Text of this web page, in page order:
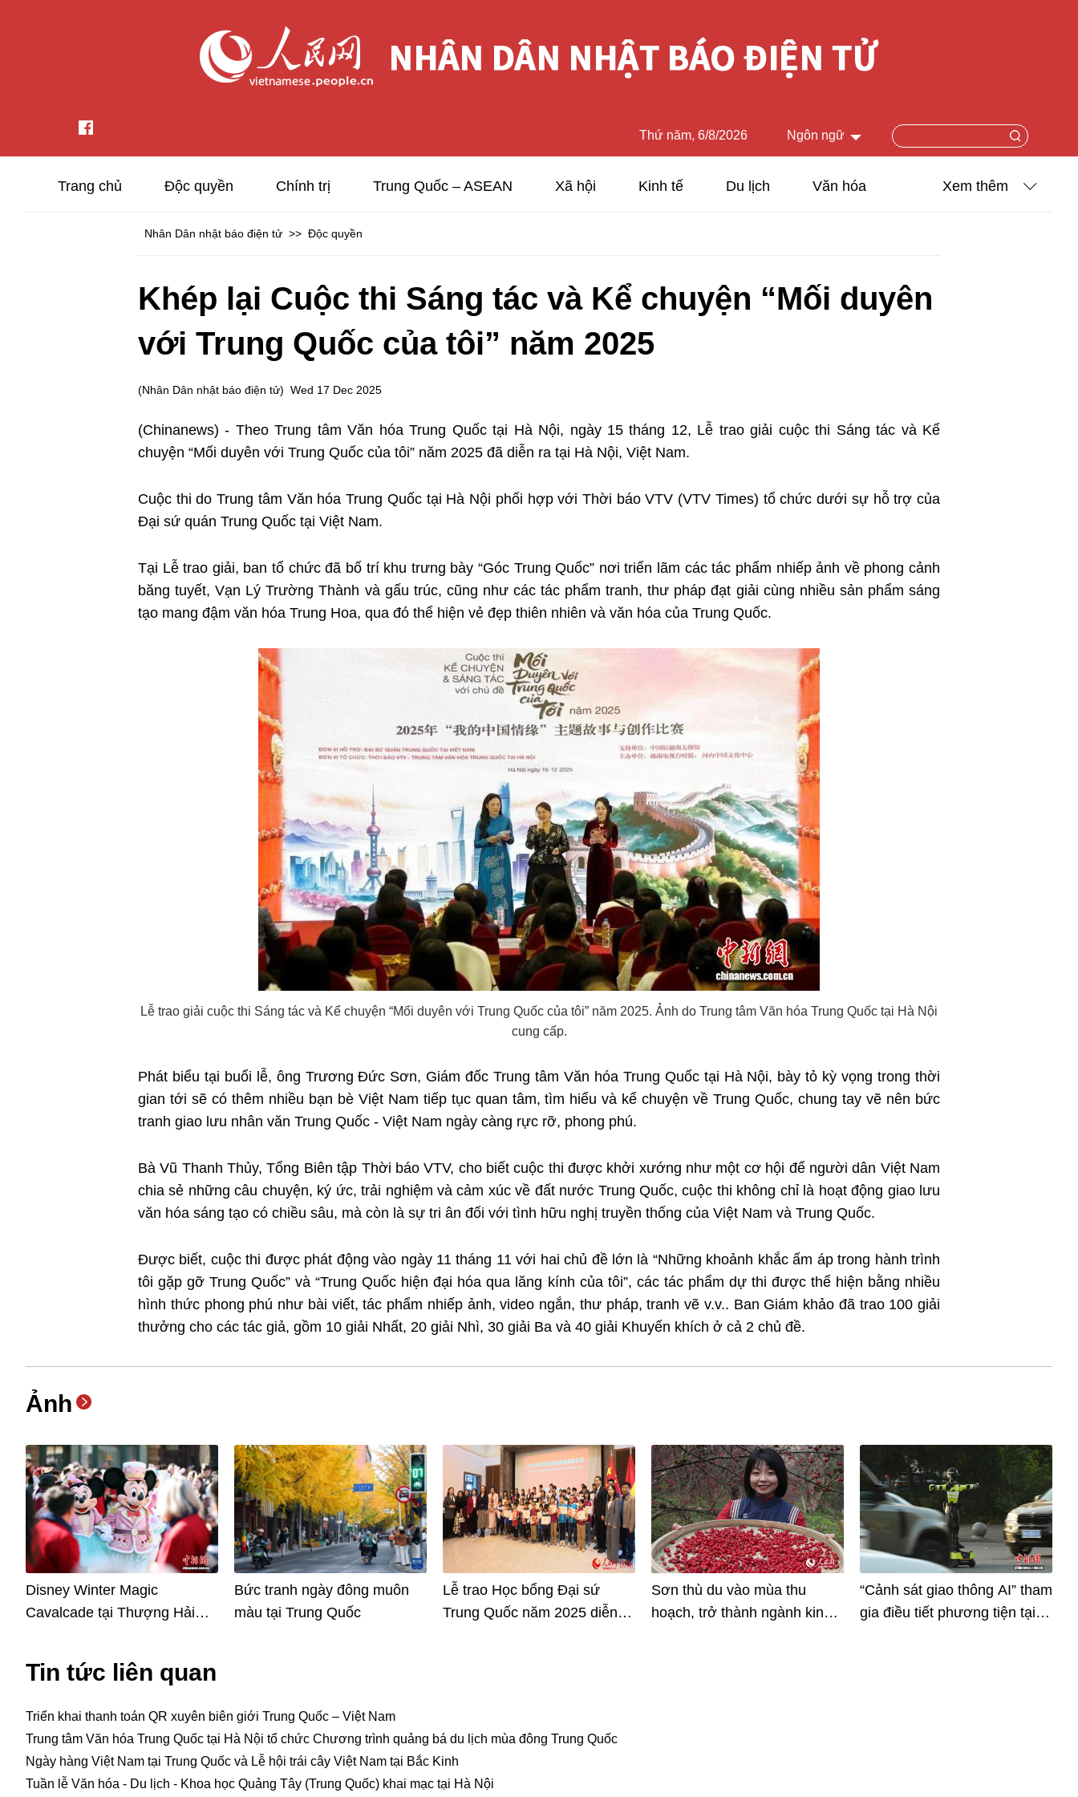
Ngôn ngữ
Español
Қазақ тілі
Bahasa Melayu
Ελληνικά
Tiếng Việt
اردو
हिन्दी
Thứ năm, 6/8/2026
Trang chủ Độc quyền Chính trị Trung Quốc – ASEAN Xã hội Kinh tế Du lịch Văn hóa Xem thêm
Nhân Dân nhật báo điện tử >> Độc quyền
Khép lại Cuộc thi Sáng tác và Kể chuyện “Mối duyên
với Trung Quốc của tôi” năm 2025
(Nhân Dân nhật báo điện tử) Wed 17 Dec 2025
(Chinanews) - Theo Trung tâm Văn hóa Trung Quốc tại Hà Nội, ngày 15 tháng 12, Lễ trao giải cuộc thi Sáng tác và Kể
chuyện “Mối duyên với Trung Quốc của tôi” năm 2025 đã diễn ra tại Hà Nội, Việt Nam.
Cuộc thi do Trung tâm Văn hóa Trung Quốc tại Hà Nội phối hợp với Thời báo VTV (VTV Times) tổ chức dưới sự hỗ trợ của
Đại sứ quán Trung Quốc tại Việt Nam.
Tại Lễ trao giải, ban tổ chức đã bố trí khu trưng bày “Góc Trung Quốc” nơi triển lãm các tác phẩm nhiếp ảnh về phong cảnh
băng tuyết, Vạn Lý Trường Thành và gấu trúc, cũng như các tác phẩm tranh, thư pháp đạt giải cùng nhiều sản phẩm sáng
tạo mang đậm văn hóa Trung Hoa, qua đó thể hiện vẻ đẹp thiên nhiên và văn hóa của Trung Quốc.
Lễ trao giải cuộc thi Sáng tác và Kể chuyện “Mối duyên với Trung Quốc của tôi” năm 2025. Ảnh do Trung tâm Văn hóa Trung Quốc tại Hà Nội
cung cấp.
Phát biểu tại buổi lễ, ông Trương Đức Sơn, Giám đốc Trung tâm Văn hóa Trung Quốc tại Hà Nội, bày tỏ kỳ vọng trong thời
gian tới sẽ có thêm nhiều bạn bè Việt Nam tiếp tục quan tâm, tìm hiểu và kể chuyện về Trung Quốc, chung tay vẽ nên bức
tranh giao lưu nhân văn Trung Quốc - Việt Nam ngày càng rực rỡ, phong phú.
Bà Vũ Thanh Thủy, Tổng Biên tập Thời báo VTV, cho biết cuộc thi được khởi xướng như một cơ hội để người dân Việt Nam
chia sẻ những câu chuyện, ký ức, trải nghiệm và cảm xúc về đất nước Trung Quốc, cuộc thi không chỉ là hoạt động giao lưu
văn hóa sáng tạo có chiều sâu, mà còn là sự tri ân đối với tình hữu nghị truyền thống của Việt Nam và Trung Quốc.
Được biết, cuộc thi được phát động vào ngày 11 tháng 11 với hai chủ đề lớn là “Những khoảnh khắc ấm áp trong hành trình
tôi gặp gỡ Trung Quốc” và “Trung Quốc hiện đại hóa qua lăng kính của tôi”, các tác phẩm dự thi được thể hiện bằng nhiều
hình thức phong phú như bài viết, tác phẩm nhiếp ảnh, video ngắn, thư pháp, tranh vẽ v.v.. Ban Giám khảo đã trao 100 giải
thưởng cho các tác giả, gồm 10 giải Nhất, 20 giải Nhì, 30 giải Ba và 40 giải Khuyến khích ở cả 2 chủ đề.
Ảnh
Disney Winter Magic
Cavalcade tại Thượng Hải
Bức tranh ngày đông muôn
màu tại Trung Quốc
Lễ trao Học bổng Đại sứ
Trung Quốc năm 2025 diễn ra
Sơn thù du vào mùa thu
hoạch, trở thành ngành kinh
“Cảnh sát giao thông AI” tham
gia điều tiết phương tiện tại
Tin tức liên quan
Triển khai thanh toán QR xuyên biên giới Trung Quốc – Việt Nam
Trung tâm Văn hóa Trung Quốc tại Hà Nội tổ chức Chương trình quảng bá du lịch mùa đông Trung Quốc
Ngày hàng Việt Nam tại Trung Quốc và Lễ hội trái cây Việt Nam tại Bắc Kinh
Tuần lễ Văn hóa - Du lịch - Khoa học Quảng Tây (Trung Quốc) khai mạc tại Hà Nội